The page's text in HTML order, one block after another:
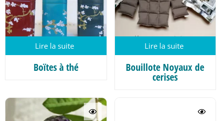
Lire la suite
Boïtes à thé
Lire la suite
Bouillote Noyaux de
cerises